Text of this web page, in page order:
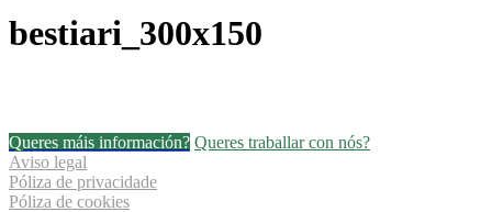
bestiari_300x150
Queres máis información? Queres traballar con nós?
Aviso legal
Póliza de privacidade
Póliza de cookies